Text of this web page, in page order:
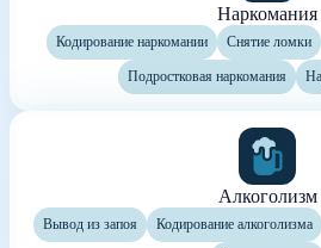
Наркомания
Кодирование наркомании Снятие ломки
Подростковая наркомания
Алкоголизм
Вывод из запоя Кодирование алкоголизма